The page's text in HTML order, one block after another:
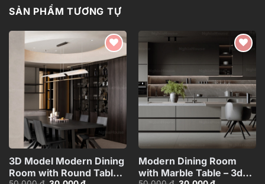
SẢN PHẨM TƯƠNG TỰ
Add to
wishlist
3D Model Modern Dining
Room with Round Table –
Add to
wishlist
Modern Dining Room
with Marble Table – 3ds